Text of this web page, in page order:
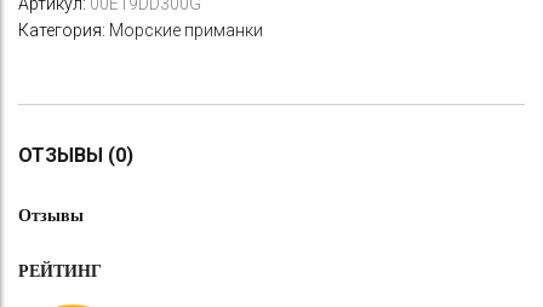
Категория: Морские приманки
ОТЗЫВЫ (0)
Отзывы
РЕЙТИНГ